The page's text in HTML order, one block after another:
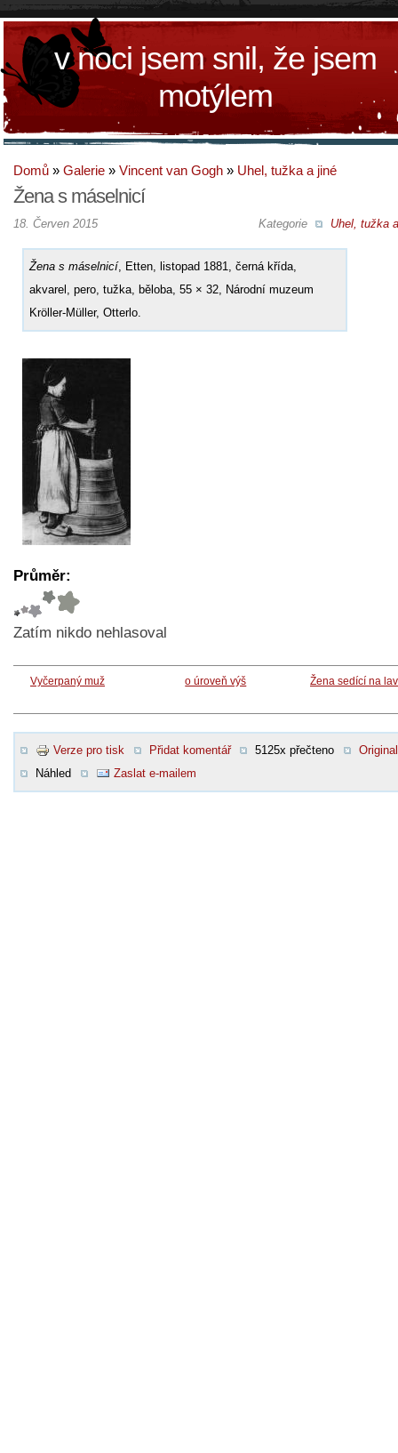
v noci jsem snil, že jsem
motýlem
Domů » Galerie » Vincent van Gogh » Uhel, tužka a jiné
Žena s máselnicí
Kategorie Uhel, tužka
18. Červen 2015
Žena s máselnicí, Etten, listopad 1881, černá křída,
akvarel, pero, tužka, běloba, 55 × 32, Národní muzeum
Kröller-Müller, Otterlo.
Průměr:
Zatím nikdo nehlasoval
Vyčerpaný muž o úroveň výš Žena sedící na
Verze pro tisk Přidat komentář 5125x přečteno
Original
Náhled
Zaslat e-mailem